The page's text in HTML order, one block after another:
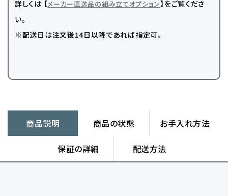
詳しくは 【メーカー直送品の組み立てオプション】をご覧くださ
い。
※配送日は注文後14日以降であれば指定可。
商品説明 商品の状態 お手入れ方法
保証の詳細 配送方法